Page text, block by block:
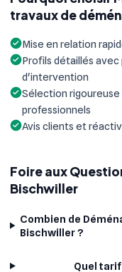
travaux de
Mise en relation
Profils détaillés
d'intervention
Sélection
professionnels
Avis clients et
Foire aux
Bischwiller
Combien de
Bischwiller ?
Quel